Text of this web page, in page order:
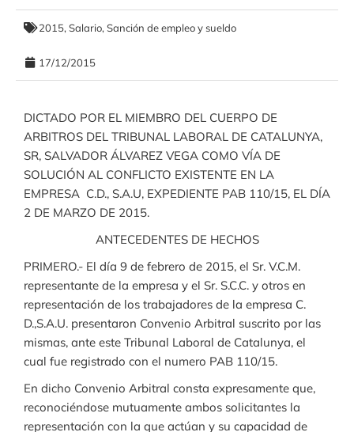
2015, Salario, Sanción de empleo y sueldo
17/12/2015
DICTADO POR EL MIEMBRO DEL CUERPO DE
ARBITROS DEL TRIBUNAL LABORAL DE CATALUNYA,
SR, SALVADOR ÁLVAREZ VEGA COMO VÍA DE
SOLUCIÓN AL CONFLICTO EXISTENTE EN LA
EMPRESA C.D., S.A.U, EXPEDIENTE PAB 110/15, EL DÍA
2 DE MARZO DE 2015.
ANTECEDENTES DE HECHOS
PRIMERO.- El día 9 de febrero de 2015, el Sr. V.C.M.
representante de la empresa y el Sr. S.C.C. y otros en
representación de los trabajadores de la empresa C.
D.,S.A.U. presentaron Convenio Arbitral suscrito por las
mismas, ante este Tribunal Laboral de Catalunya, el
cual fue registrado con el numero PAB 110/15.
En dicho Convenio Arbitral consta expresamente que,
reconociéndose mutuamente ambos solicitantes la
representación con la que actúan y su capacidad de